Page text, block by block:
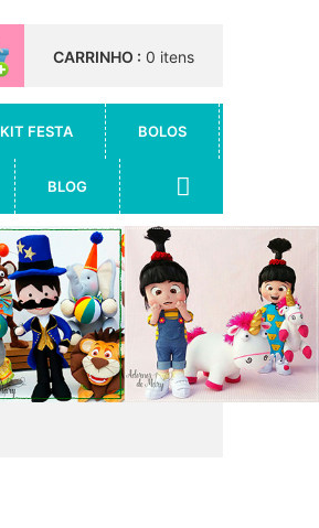
CARRINHO : 0 itens
KIT FESTA BOLOS
BLOG